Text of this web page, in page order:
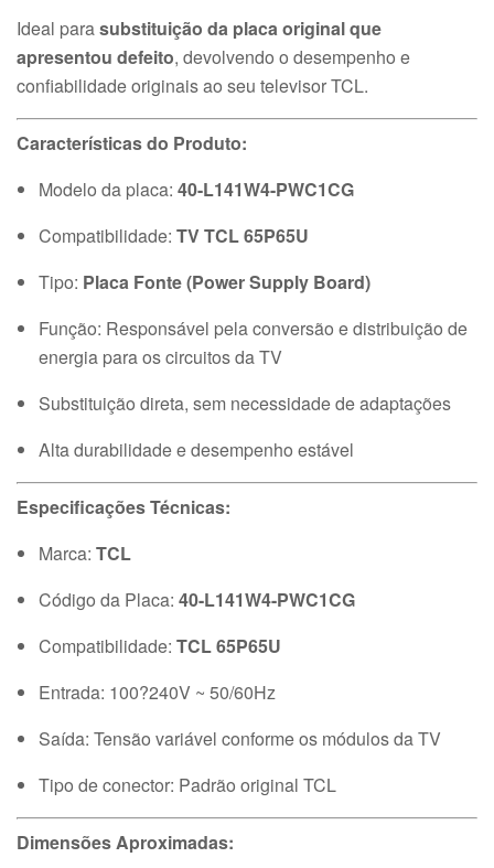
Ideal parasubstituição da placa original que
apresentou defeito, devolvendo o desempenho e
confiabilidade originais ao seu televisor TCL.
Características do Produto:
Modelo da placa: 40-L141W4-PWC1CG
Compatibilidade: TV TCL 65P65U
Tipo: Placa Fonte (Power Supply Board)
Função: Responsável pela conversão e distribuição de
energia para os circuitos da TV
Substituição direta, sem necessidade de adaptações
Alta durabilidade e desempenho estável
Especificações Técnicas:
Marca: TCL
Código da Placa: 40-L141W4-PWC1CG
Compatibilidade: TCL 65P65U
Entrada: 100?240V ~ 50/60Hz
Saída: Tensão variável conforme os módulos da TV
Tipo de conector: Padrão original TCL
Dimensões Aproximadas: